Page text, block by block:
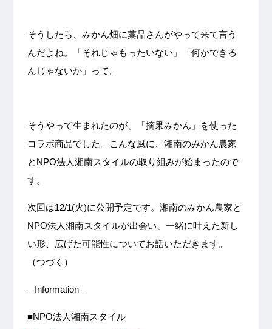
そうしたら、みかん畑に藁品さんがやって来て言う
んだよね。「それじゃもったいない」「何かできる
んじゃないか」って。
そうやって生まれたのが、「摘果みかん」を使った
コラボ商品でした。こんな風に、湘南のみかん農家
とNPO法人湘南スタイルの取り組みが始まったので
す。
次回は12/1(火)に公開予定です。湘南のみかん農家と
NPO法人湘南スタイルが出会い、一緒に叶えた新し
い形、広げた可能性についてお話いただきます。
（つづく）
– Information –
■NPO法人湘南スタイル